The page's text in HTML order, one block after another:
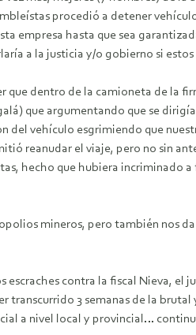
procedió a detener
hasta que sea
a la justicia y/o gobierno si
dentro de la camioneta de la
que argumentando que se
del vehículo esgrimiendo que
reanudar el viaje, pero no sin
hecho que hubiera incriminado
mineros, pero también nos
contra la fiscal Nieva, el
3 semanas de la
a nivel local y provincial…